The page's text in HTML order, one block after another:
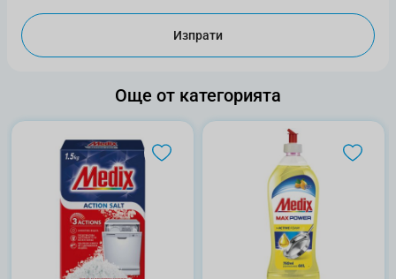
Изпрати
Още от категорията